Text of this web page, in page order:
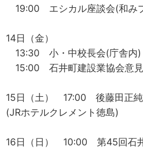
19:00 エシカル座談会(和み
14日（金）
13:30 小・中校長会(庁舎内)
15:00 石井町建設業協会意
15日（土） 17:00 後藤田正純
(JRホテルクレメント徳島)
16日（日） 10:00 第45回石